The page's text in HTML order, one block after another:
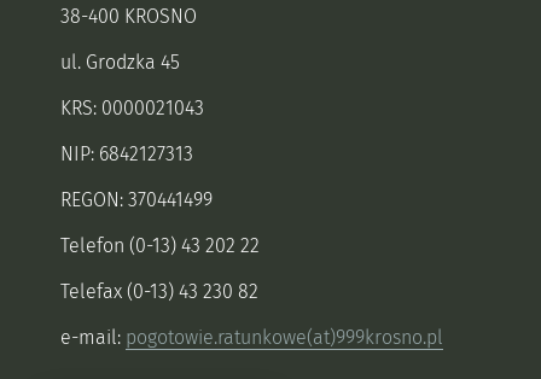
38-400 KROSNO
ul. Grodzka 45
KRS: 0000021043
NIP: 6842127313
REGON: 370441499
Telefon (0-13) 43 202 22
Telefax (0-13) 43 230 82
e-mail: pogotowie.ratunkowe(at)999krosno.pl